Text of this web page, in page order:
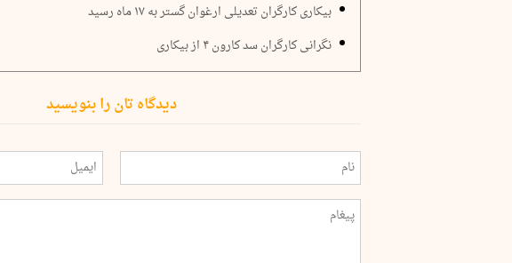
بیکاری کارگران تعدیلی ارغوان گستر به ۱۷ ماه رسید
نگرانی کارگران سد کارون ۴ از بیکاری
دیدگاه تان را بنویسید